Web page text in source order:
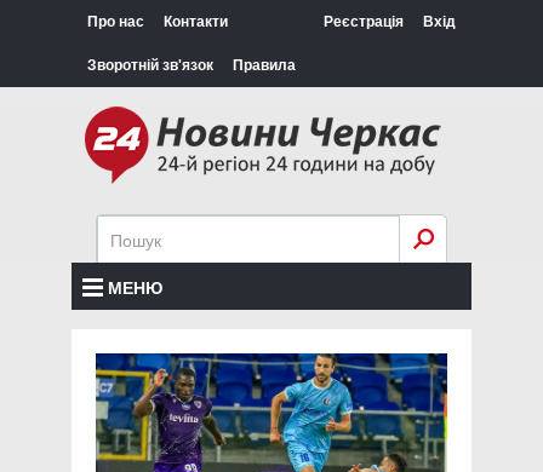
Про нас Контакти
Зворотній зв'язок Правила
Реєстрація Вхід
МЕНЮ